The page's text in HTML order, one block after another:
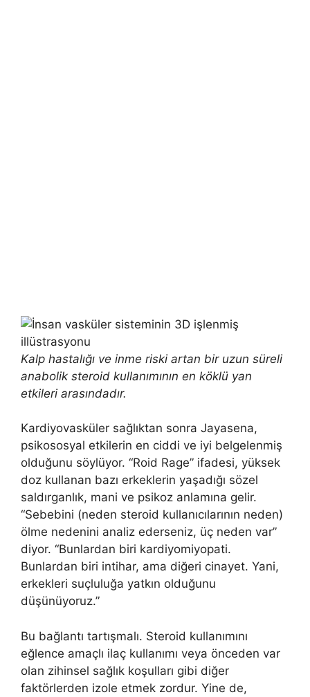
Kalp hastalığı ve inme riski artan bir uzun süreli
anabolik steroid kullanımının en köklü yan
etkileri arasındadır.
Kardiyovasküler sağlıktan sonra Jayasena,
psikososyal etkilerin en ciddi ve iyi belgelenmiş
olduğunu söylüyor. “Roid Rage” ifadesi, yüksek
doz kullanan bazı erkeklerin yaşadığı sözel
saldırganlık, mani ve psikoz anlamına gelir.
“Sebebini (neden steroid kullanıcılarının neden)
ölme nedenini analiz ederseniz, üç neden var”
diyor. “Bunlardan biri kardiyomiyopati.
Bunlardan biri intihar, ama diğeri cinayet. Yani,
erkekleri suçluluğa yatkın olduğunu
düşünüyoruz.”
Bu bağlantı tartışmalı. Steroid kullanımını
eğlence amaçlı ilaç kullanımı veya önceden var
olan zihinsel sağlık koşulları gibi diğer
faktörlerden izole etmek zordur. Yine de,